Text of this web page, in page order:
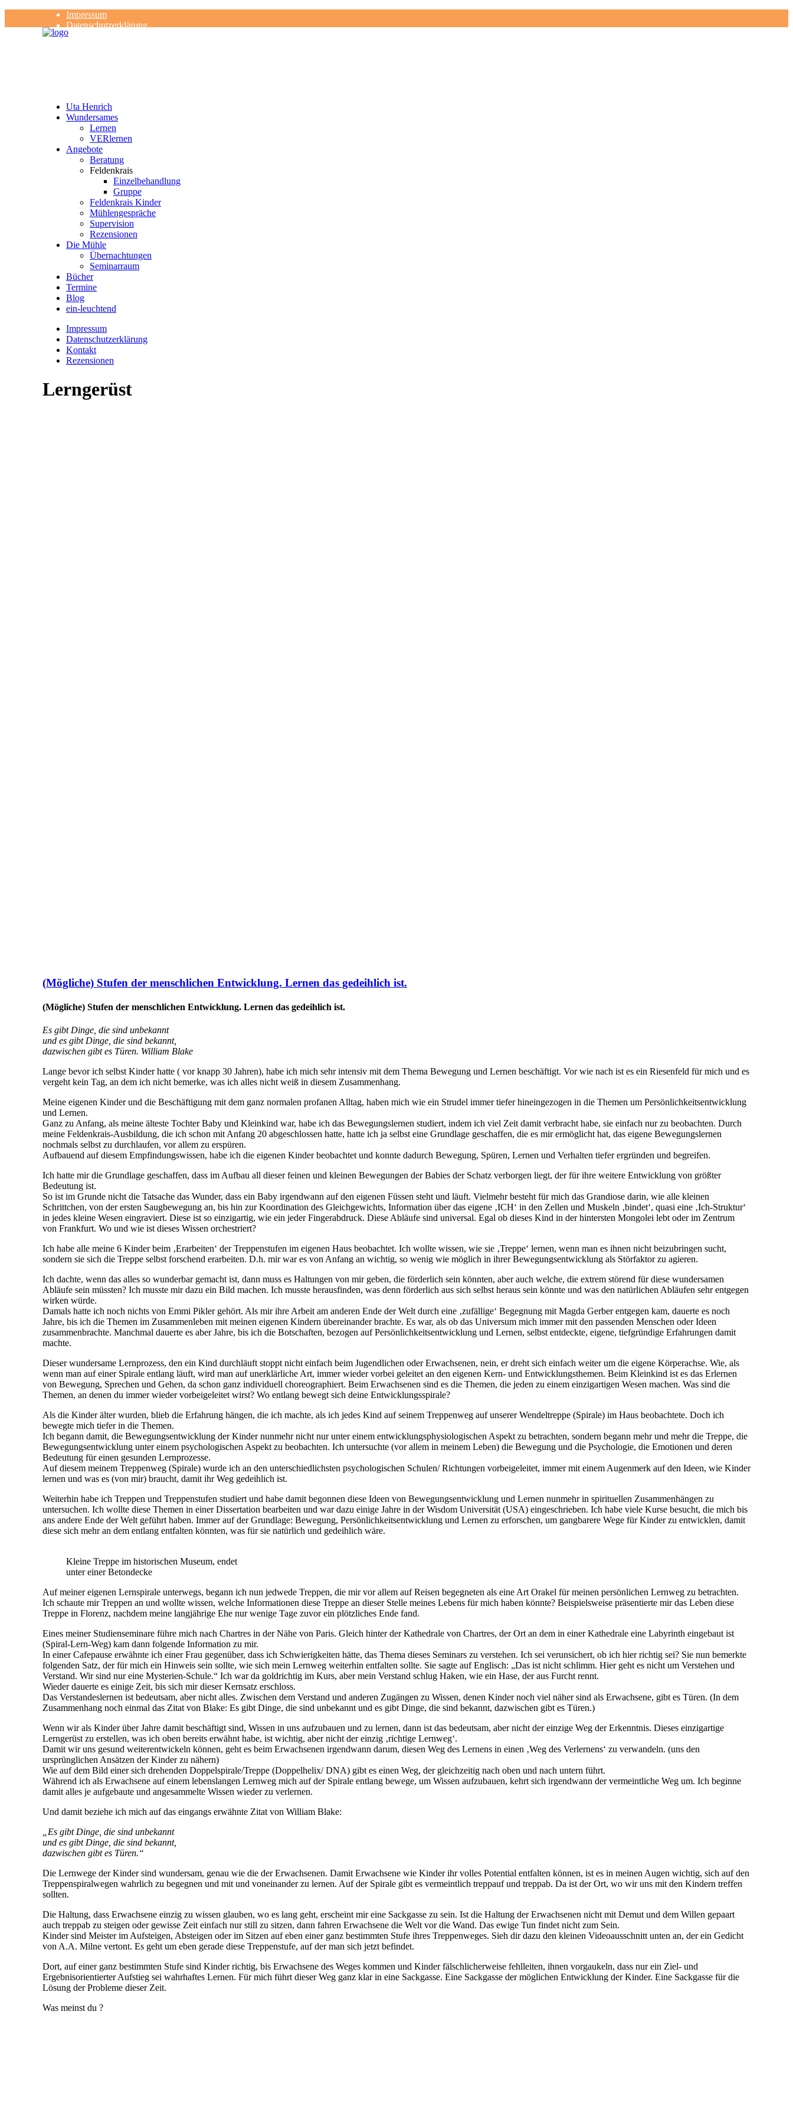
Impressum
Datenschutzerklärung
Kontakt
Uta Henrich
Wundersames
Lernen
VERlernen
Angebote
Beratung
Feldenkrais
Einzelbehandlung
Gruppe
Feldenkrais Kinder
Mühlengespräche
Supervision
Rezensionen
Die Mühle
Übernachtungen
Seminarraum
Bücher
Termine
Blog
ein-leuchtend
Impressum
Datenschutzerklärung
Kontakt
Rezensionen
Lerngerüst
(Mögliche) Stufen der menschlichen Entwicklung. Lernen das gedeihlich ist.
(Mögliche) Stufen der menschlichen Entwicklung. Lernen das gedeihlich ist.
Es gibt Dinge, die sind unbekannt
und es gibt Dinge, die sind bekannt,
dazwischen gibt es Türen. William Blake
Lange bevor ich selbst Kinder hatte ( vor knapp 30 Jahren), habe ich mich sehr intensiv mit dem Thema Bewegung und Lernen beschäftigt. Vor wie nach ist es ein Riesenfeld für mich und es
vergeht kein Tag, an dem ich nicht bemerke, was ich alles nicht weiß in diesem Zusammenhang.
Meine eigenen Kinder und die Beschäftigung mit dem ganz normalen profanen Alltag, haben mich wie ein Strudel immer tiefer hineingezogen in die Themen um Persönlichkeitsentwicklung
und Lernen.
Ganz zu Anfang, als meine älteste Tochter Baby und Kleinkind war, habe ich das Bewegungslernen studiert, indem ich viel Zeit damit verbracht habe, sie einfach nur zu beobachten. Durch
meine Feldenkrais-Ausbildung, die ich schon mit Anfang 20 abgeschlossen hatte, hatte ich ja selbst eine Grundlage geschaffen, die es mir ermöglicht hat, das eigene Bewegungslernen
nochmals selbst zu durchlaufen, vor allem zu erspüren.
Aufbauend auf diesem Empfindungswissen, habe ich die eigenen Kinder beobachtet und konnte dadurch Bewegung, Spüren, Lernen und Verhalten tiefer ergründen und begreifen.
Ich hatte mir die Grundlage geschaffen, dass im Aufbau all dieser feinen und kleinen Bewegungen der Babies der Schatz verborgen liegt, der für ihre weitere Entwicklung von größter
Bedeutung ist.
So ist im Grunde nicht die Tatsache das Wunder, dass ein Baby irgendwann auf den eigenen Füssen steht und läuft. Vielmehr besteht für mich das Grandiose darin, wie alle kleinen
Schrittchen, von der ersten Saugbewegung an, bis hin zur Koordination des Gleichgewichts, Information über das eigene ‚ICH‘ in den Zellen und Muskeln ‚bindet‘, quasi eine ‚Ich-Struktur‘
in jedes kleine Wesen eingraviert. Diese ist so einzigartig, wie ein jeder Fingerabdruck. Diese Abläufe sind universal. Egal ob dieses Kind in der hintersten Mongolei lebt oder im Zentrum
von Frankfurt. Wo und wie ist dieses Wissen orchestriert?
Ich habe alle meine 6 Kinder beim ‚Erarbeiten‘ der Treppenstufen im eigenen Haus beobachtet. Ich wollte wissen, wie sie ‚Treppe‘ lernen, wenn man es ihnen nicht beizubringen sucht,
sondern sie sich die Treppe selbst forschend erarbeiten. D.h. mir war es von Anfang an wichtig, so wenig wie möglich in ihrer Bewegungsentwicklung als Störfaktor zu agieren.
Ich dachte, wenn das alles so wunderbar gemacht ist, dann muss es Haltungen von mir geben, die förderlich sein könnten, aber auch welche, die extrem störend für diese wundersamen
Abläufe sein müssten? Ich musste mir dazu ein Bild machen. Ich musste herausfinden, was denn förderlich aus sich selbst heraus sein könnte und was den natürlichen Abläufen sehr entgegen
wirken würde.
Damals hatte ich noch nichts von Emmi Pikler gehört. Als mir ihre Arbeit am anderen Ende der Welt durch eine ‚zufällige‘ Begegnung mit Magda Gerber entgegen kam, dauerte es noch
Jahre, bis ich die Themen im Zusammenleben mit meinen eigenen Kindern übereinander brachte. Es war, als ob das Universum mich immer mit den passenden Menschen oder Ideen
zusammenbrachte. Manchmal dauerte es aber Jahre, bis ich die Botschaften, bezogen auf Persönlichkeitsentwicklung und Lernen, selbst entdeckte, eigene, tiefgründige Erfahrungen damit
machte.
Dieser wundersame Lernprozess, den ein Kind durchläuft stoppt nicht einfach beim Jugendlichen oder Erwachsenen, nein, er dreht sich einfach weiter um die eigene Körperachse. Wie, als
wenn man auf einer Spirale entlang läuft, wird man auf unerklärliche Art, immer wieder vorbei geleitet an den eigenen Kern- und Entwicklungsthemen. Beim Kleinkind ist es das Erlernen
von Bewegung, Sprechen und Gehen, da schon ganz individuell choreographiert. Beim Erwachsenen sind es die Themen, die jeden zu einem einzigartigen Wesen machen. Was sind die
Themen, an denen du immer wieder vorbeigeleitet wirst? Wo entlang bewegt sich deine Entwicklungsspirale?
Als die Kinder älter wurden, blieb die Erfahrung hängen, die ich machte, als ich jedes Kind auf seinem Treppenweg auf unserer Wendeltreppe (Spirale) im Haus beobachtete. Doch ich
bewegte mich tiefer in die Themen.
Ich begann damit, die Bewegungsentwicklung der Kinder nunmehr nicht nur unter einem entwicklungsphysiologischen Aspekt zu betrachten, sondern begann mehr und mehr die Treppe, die
Bewegungsentwicklung unter einem psychologischen Aspekt zu beobachten. Ich untersuchte (vor allem in meinem Leben) die Bewegung und die Psychologie, die Emotionen und deren
Bedeutung für einen gesunden Lernprozesse.
Auf diesem meinem Treppenweg (Spirale) wurde ich an den unterschiedlichsten psychologischen Schulen/ Richtungen vorbeigeleitet, immer mit einem Augenmerk auf den Ideen, wie Kinder
lernen und was es (von mir) braucht, damit ihr Weg gedeihlich ist.
Weiterhin habe ich Treppen und Treppenstufen studiert und habe damit begonnen diese Ideen von Bewegungsentwicklung und Lernen nunmehr in spirituellen Zusammenhängen zu
untersuchen. Ich wollte diese Themen in einer Dissertation bearbeiten und war dazu einige Jahre in der Wisdom Universität (USA) eingeschrieben. Ich habe viele Kurse besucht, die mich bis
ans andere Ende der Welt geführt haben. Immer auf der Grundlage: Bewegung, Persönlichkeitsentwicklung und Lernen zu erforschen, um gangbarere Wege für Kinder zu entwicklen, damit
diese sich mehr an dem entlang entfalten könnten, was für sie natürlich und gedeihlich wäre.
Kleine Treppe im historischen Museum, endet
unter einer Betondecke
Auf meiner eigenen Lernspirale unterwegs, begann ich nun jedwede Treppen, die mir vor allem auf Reisen begegneten als eine Art Orakel für meinen persönlichen Lernweg zu betrachten.
Ich schaute mir Treppen an und wollte wissen, welche Informationen diese Treppe an dieser Stelle meines Lebens für mich haben könnte? Beispielsweise präsentierte mir das Leben diese
Treppe in Florenz, nachdem meine langjährige Ehe nur wenige Tage zuvor ein plötzliches Ende fand.
Eines meiner Studienseminare führe mich nach Chartres in der Nähe von Paris. Gleich hinter der Kathedrale von Chartres, der Ort an dem in einer Kathedrale eine Labyrinth eingebaut ist
(Spiral-Lern-Weg) kam dann folgende Information zu mir.
In einer Cafepause erwähnte ich einer Frau gegenüber, dass ich Schwierigkeiten hätte, das Thema dieses Seminars zu verstehen. Ich sei verunsichert, ob ich hier richtig sei? Sie nun bemerkte
folgenden Satz, der für mich ein Hinweis sein sollte, wie sich mein Lernweg weiterhin entfalten sollte. Sie sagte auf Englisch: „Das ist nicht schlimm. Hier geht es nicht um Verstehen und
Verstand. Wir sind nur eine Mysterien-Schule.“ Ich war da goldrichtig im Kurs, aber mein Verstand schlug Haken, wie ein Hase, der aus Furcht rennt.
Wieder dauerte es einige Zeit, bis sich mir dieser Kernsatz erschloss.
Das Verstandeslernen ist bedeutsam, aber nicht alles. Zwischen dem Verstand und anderen Zugängen zu Wissen, denen Kinder noch viel näher sind als Erwachsene, gibt es Türen. (In dem
Zusammenhang noch einmal das Zitat von Blake: Es gibt Dinge, die sind unbekannt und es gibt Dinge, die sind bekannt, dazwischen gibt es Türen.)
Wenn wir als Kinder über Jahre damit beschäftigt sind, Wissen in uns aufzubauen und zu lernen, dann ist das bedeutsam, aber nicht der einzige Weg der Erkenntnis. Dieses einzigartige
Lerngerüst zu erstellen, was ich oben bereits erwähnt habe, ist wichtig, aber nicht der einzig ‚richtige Lernweg‘.
Damit wir uns gesund weiterentwickeln können, geht es beim Erwachsenen irgendwann darum, diesen Weg des Lernens in einen ‚Weg des Verlernens‘ zu verwandeln. (uns den
ursprünglichen Ansätzen der Kinder zu nähern)
Wie auf dem Bild einer sich drehenden Doppelspirale/Treppe (Doppelhelix/ DNA) gibt es einen Weg, der gleichzeitig nach oben und nach untern führt.
Während ich als Erwachsene auf einem lebenslangen Lernweg mich auf der Spirale entlang bewege, um Wissen aufzubauen, kehrt sich irgendwann der vermeintliche Weg um. Ich beginne
damit alles je aufgebaute und angesammelte Wissen wieder zu verlernen.
Und damit beziehe ich mich auf das eingangs erwähnte Zitat von William Blake:
„Es gibt Dinge, die sind unbekannt
und es gibt Dinge, die sind bekannt,
dazwischen gibt es Türen.“
Die Lernwege der Kinder sind wundersam, genau wie die der Erwachsenen. Damit Erwachsene wie Kinder ihr volles Potential entfalten können, ist es in meinen Augen wichtig, sich auf den
Treppenspiralwegen wahrlich zu begegnen und mit und voneinander zu lernen. Auf der Spirale gibt es vermeintlich treppauf und treppab. Da ist der Ort, wo wir uns mit den Kindern treffen
sollten.
Die Haltung, dass Erwachsene einzig zu wissen glauben, wo es lang geht, erscheint mir eine Sackgasse zu sein. Ist die Haltung der Erwachsenen nicht mit Demut und dem Willen gepaart
auch treppab zu steigen oder gewisse Zeit einfach nur still zu sitzen, dann fahren Erwachsene die Welt vor die Wand. Das ewige Tun findet nicht zum Sein.
Kinder sind Meister im Aufsteigen, Absteigen oder im Sitzen auf eben einer ganz bestimmten Stufe ihres Treppenweges. Sieh dir dazu den kleinen Videoausschnitt unten an, der ein Gedicht
von A.A. Milne vertont. Es geht um eben gerade diese Treppenstufe, auf der man sich jetzt befindet.
Dort, auf einer ganz bestimmten Stufe sind Kinder richtig, bis Erwachsene des Weges kommen und Kinder fälschlicherweise fehlleiten, ihnen vorgaukeln, dass nur ein Ziel- und
Ergebnisorientierter Aufstieg sei wahrhaftes Lernen. Für mich führt dieser Weg ganz klar in eine Sackgasse. Eine Sackgasse der möglichen Entwicklung der Kinder. Eine Sackgasse für die
Lösung der Probleme dieser Zeit.
Was meinst du ?